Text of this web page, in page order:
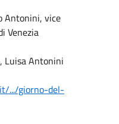
Antonini, vice
Venezia
Luisa Antonini
.../giorno-del-